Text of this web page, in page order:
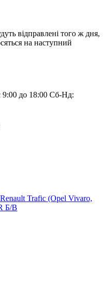
відправлені того ж дня,
на наступний
до 18:00 Сб-Нд:
Trafic (Opel Vivaro,
Б/В